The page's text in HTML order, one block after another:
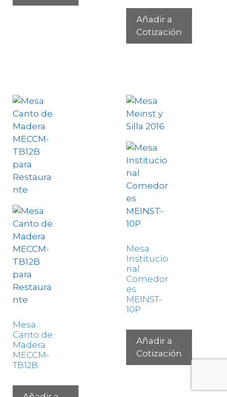
Añadir a
Cotización
Mesa
Canto de
Madera
MECCM-
TB12B
Mesa
Institucio
nal
Comedor
es
MEINST-
10P
Añadir a
Cotización